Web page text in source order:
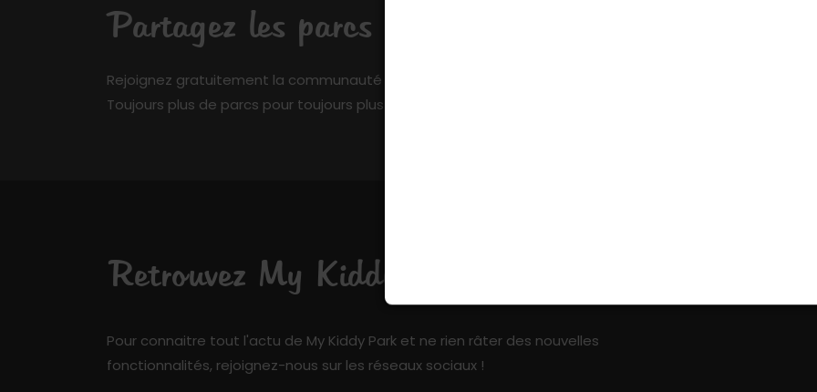
Partagez les parcs que vous connaissez
Rejoignez gratuitement la communauté de My Kiddy Park et ajoutez votre pierre à l’édifice !
Toujours plus de parcs pour toujours plus de fun !
Retrouvez My Kiddy Park sur les réseaux sociaux !
Pour connaitre tout l'actu de My Kiddy Park et ne rien râter des nouvelles
fonctionnalités, rejoignez-nous sur les réseaux sociaux !